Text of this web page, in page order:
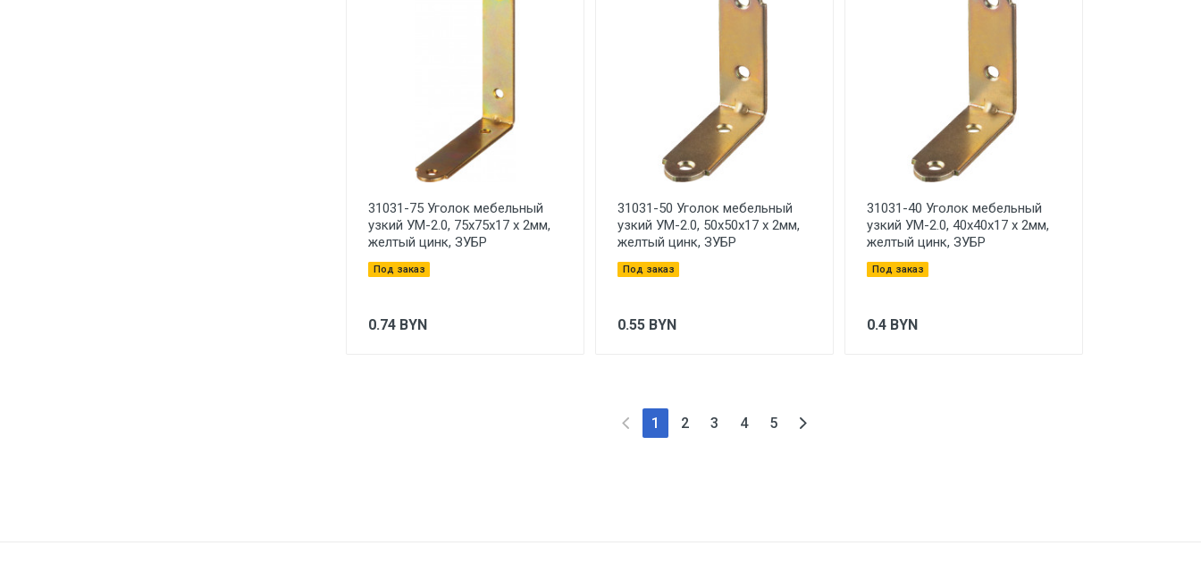
31031-75 Уголок мебельный
узкий УМ-2.0, 75х75х17 х 2мм,
желтый цинк, ЗУБР
Под заказ
0.74 BYN
31031-50 Уголок мебельный
узкий УМ-2.0, 50х50х17 х 2мм,
желтый цинк, ЗУБР
Под заказ
0.55 BYN
31031-40 Уголок мебельный
узкий УМ-2.0, 40х40х17 х 2мм,
желтый цинк, ЗУБР
Под заказ
0.4 BYN
1 2 3 4 5